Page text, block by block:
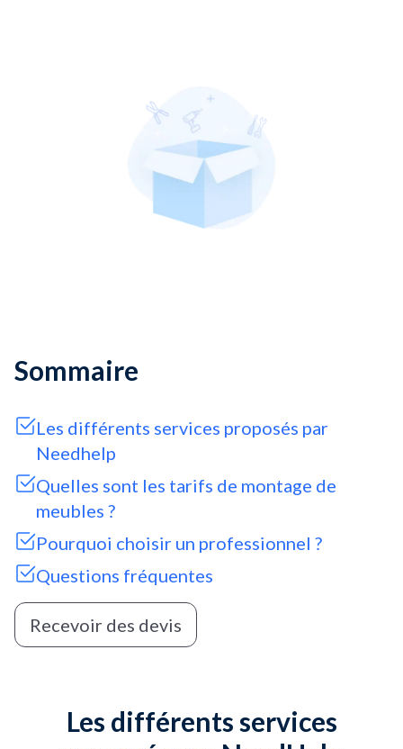
Sommaire
Les différents services proposés par
Needhelp
Quelles sont les tarifs de montage de
meubles ?
Pourquoi choisir un professionnel ?
Questions fréquentes
Recevoir des devis
Les différents services